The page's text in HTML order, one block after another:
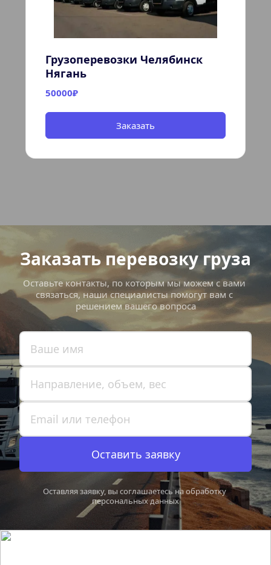
Грузоперевозки Челябинск
Нягань
50000₽
Заказать
Заказать перевозку груза
Оставьте контакты, по которым мы можем с вами
связаться, наши специалисты помогут вам с
решением вашего вопроса
Оставить заявку
Оставляя заявку, вы соглашаетесь на обработку
персональных данных